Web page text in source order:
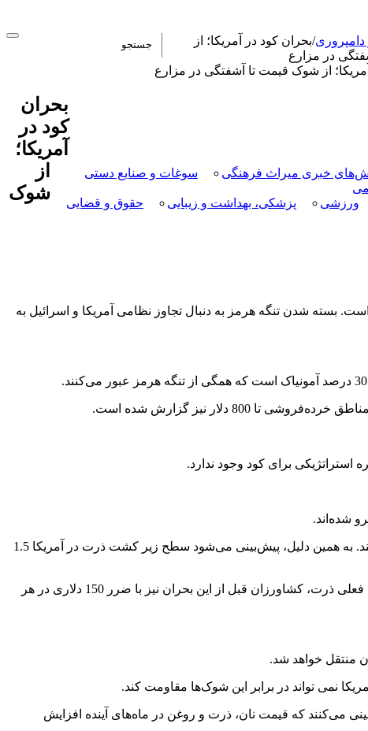
خبری میراث فرهنگی
سوغات و صنایع دستی
ورزشی پزشکی، بهداشت و زیبایی
حقوق و قضایی
/بحران کود در آمریکا؛ از
در مزارع
بحران
کود در
آمریکا؛
از
شوک
بسته شدن تنگه هرمز به دنبال تجاوز نظامی آمریکا و اسرائیل به
شده‌اند.
ذرت به شدت به نیتروژن وابسته است، در حالی که سویا به لطف همزیستی با باکتری‌ها می‌تواند نیتروژن مورد نیاز خود را از هوا تأمین کند. به همین دلیل، پیش‌بینی می‌شود سطح زیر کشت ذرت در آمریکا 1.5
وزارت کشاورزی آمریکا تخمین می‌زند که هزینه کاشت ذرت به 917 دلار در هر هکتار رسیده که یک سوم آن مربوط به کود است. با قیمت فعلی ذرت، کشاورزان قبل از این بحران نیز با ضرر 150 دلاری در هر
منتقل خواهد شد.
که قیمت نان، ذرت و روغن در ماه‌های آینده افزایش